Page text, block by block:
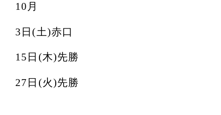
10月
3日(土)赤口
15日(木)先勝
27日(火)先勝